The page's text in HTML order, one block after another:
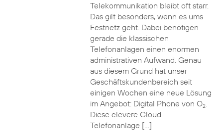
Telekommunikation bleibt oft starr.
Das gilt besonders, wenn es ums
Festnetz geht. Dabei benötigen
gerade die klassischen
Telefonanlagen einen enormen
administrativen Aufwand. Genau
aus diesem Grund hat unser
Geschäftskundenbereich seit
einigen Wochen eine neue Lösung
im Angebot: Digital Phone von O2.
Diese clevere Cloud-
Telefonanlage […]